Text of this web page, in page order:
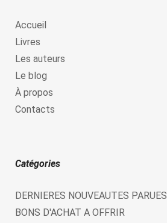
Accueil
Livres
Les auteurs
Le blog
À propos
Contacts
Catégories
DERNIERES NOUVEAUTES PARUES
BONS D'ACHAT A OFFRIR